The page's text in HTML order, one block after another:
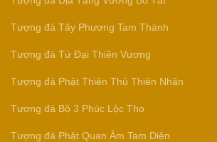
Tượng đá Tây Phương Tam Thánh
Tượng đá Tứ Đại Thiên Vương
Tượng đá Phật Thiên Thủ Thiên Nhãn
Tượng đá Bộ 3 Phúc Lộc Thọ
Tượng đá Phật Quan Âm Tam Diện